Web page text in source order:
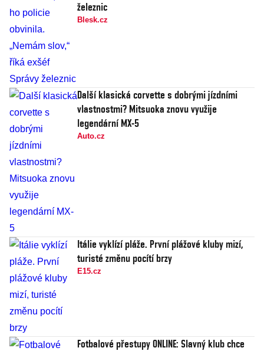
železnic
Blesk.cz
Další klasická corvette s dobrými jízdními
vlastnostmi? Mitsuoka znovu využije
legendární MX-5
Auto.cz
Itálie vyklízí pláže. První plážové kluby mizí,
turisté změnu pocítí brzy
E15.cz
Fotbalové přestupy ONLINE: Slavný klub chce